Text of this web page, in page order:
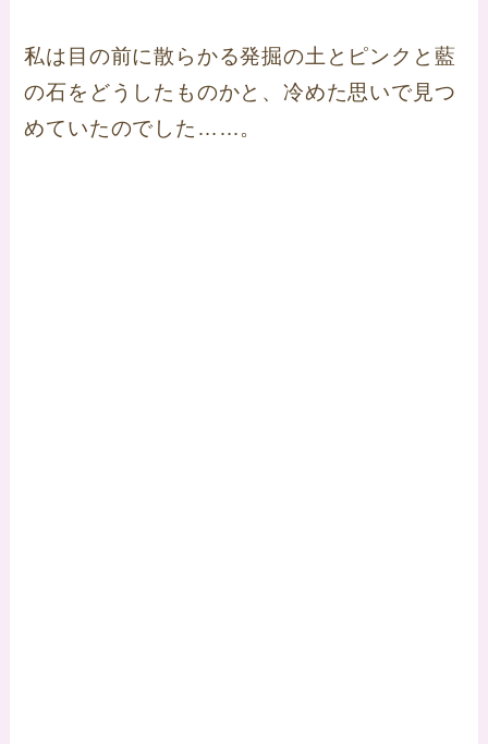
私は目の前に散らかる発掘の土とピンクと藍
の石をどうしたものかと、冷めた思いで見つ
めていたのでした……。